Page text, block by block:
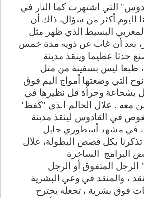
التي اشتهرت كما النار في
اليوم أكثر من سؤال، ذلك أن
البسيط الذي ظهر مثل
بعد أن غاب عن ذويه مدة خمس
حدثا عظيما وينقذ مدينة
طبعا ليس بسفينة من مثل
التي وضعتها أمواج اليم فوق
بشجاعة وجرأة قل نظيرها في
معه . علال الحالم الذي "كفظ"
في القادوس لينقذ مدينة
، في مشهد أسطوري حابل
تذكرنا بكل قصص البطولة، علال
البرامج الساخرة
المتفوق أو الرجل
، والمنقذ في وعي البشرية
فوق بشرية ، تجعله يجترح